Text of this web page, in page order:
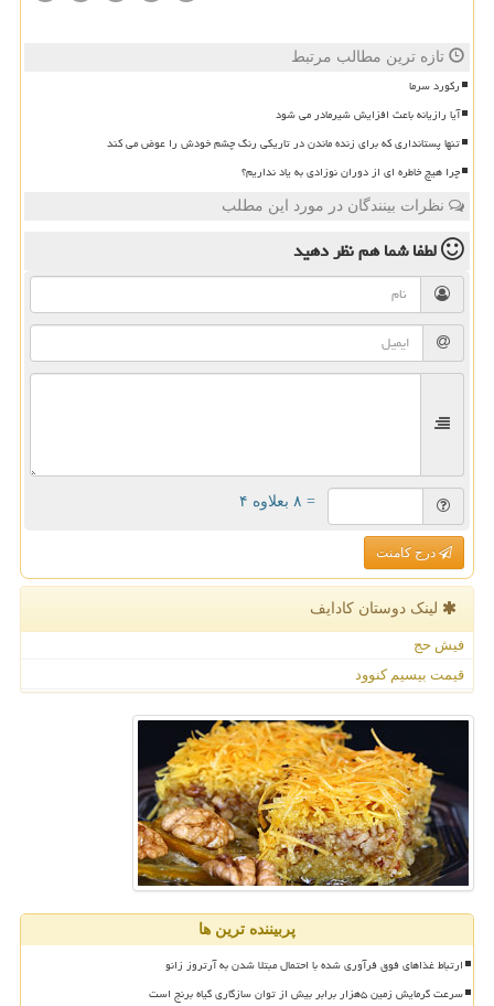
تازه ترین مطالب مرتبط
رکورد سرما
آیا رازیانه باعث افزایش شیرمادر می شود
تنها پستانداری که برای زنده ماندن در تاریکی رنگ چشم خودش را عوض می کند
چرا هیچ خاطره ای از دوران نوزادی به یاد نداریم؟
نظرات بینندگان در مورد این مطلب
لطفا شما همنظر دهید
= ۸ بعلاوه ۴
درج کامنت
لینک دوستان كادایف
فیش حج
قیمت بیسیم کنوود
پربیننده ترین ها
ارتباط غذاهای فوق فرآوری شده با احتمال مبتلا شدن به آرتروز زانو
سرعت گرمایش زمین ۵هزار برابر بیش از توان سازگاری گیاه برنج است